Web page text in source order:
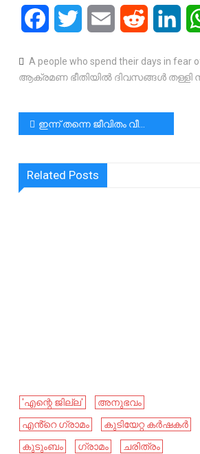
FacebookTwitter Email Reddit
A people who spend their days in fear
ആക്രമണ ഭീതിയിൽ ദിവസങ്ങൾ തള്ളി
പോസ്റ്റുകളിലൂടെ
ഇന്ന് തന്നെ ജീവിതം വീണ്ടും തുടങ്ങുക ചങ്ങാതി!!! | great motivation, confidence and hope.|Start Again | Rev Dr Vincent Variath
Related Posts
'എന്റെ ജില്ല'
അനുഭവം
എൻ്റെ ഗ്രാമം
കുടിയേറ്റ കർഷകർ
കുടുംബം
ഗ്രാമം
ചരിത്രം